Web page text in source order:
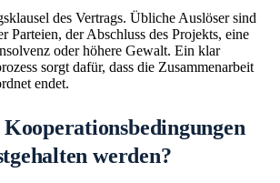
des Vertrags. Übliche Auslöser sind
Parteien, der Abschluss des Projekts, eine
oder höhere Gewalt. Ein klar
sorgt dafür, dass die Zusammenarbeit
endet.
werden?